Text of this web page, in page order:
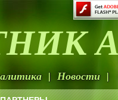
| Новости |